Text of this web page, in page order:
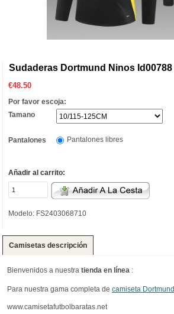
Sudaderas Dortmund Ninos Id00788
€48.50
Por favor escoja:
Tamano
Pantalones Pantalones libres
Añadir al carrito:
Modelo: FS2403068710
Camisetas descripción
Bienvenidos a nuestra tienda en línea :
Para nuestra gama completa de camiseta Dortmund
www.camisetafutbolbaratas.net